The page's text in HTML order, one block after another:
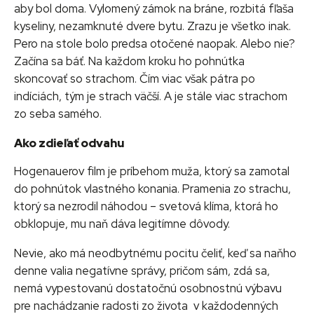
aby bol doma. Vylomený zámok na bráne, rozbitá fľaša
kyseliny, nezamknuté dvere bytu. Zrazu je všetko inak.
Pero na stole bolo predsa otočené naopak. Alebo nie?
Začína sa báť. Na každom kroku ho pohnútka
skoncovať so strachom. Čím viac však pátra po
indíciách, tým je strach väčší. A je stále viac strachom
zo seba samého.
Ako zdieľať odvahu
Hogenauerov film je príbehom muža, ktorý sa zamotal
do pohnútok vlastného konania. Pramenia zo strachu,
ktorý sa nezrodil náhodou – svetová klíma, ktorá ho
obklopuje, mu naň dáva legitímne dôvody.
Nevie, ako má neodbytnému pocitu čeliť, keď sa naňho
denne valia negatívne správy, pričom sám, zdá sa,
nemá vypestovanú dostatočnú osobnostnú výbavu
pre nachádzanie radosti zo života v každodenných